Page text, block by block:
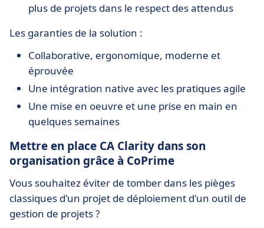
plus de projets dans le respect des attendus
Les garanties de la solution :
Collaborative, ergonomique, moderne et
éprouvée
Une intégration native avec les pratiques agile
Une mise en oeuvre et une prise en main en
quelques semaines
Mettre en place CA Clarity dans son
organisation grâce à CoPrime
Vous souhaitez éviter de tomber dans les pièges
classiques d'un projet de déploiement d'un outil de
gestion de projets ?